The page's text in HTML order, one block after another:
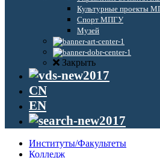
Культурные проекты
Спорт МПГУ
Музей
Закрыть
CN
EN
Институты/Факультеты
Колледж